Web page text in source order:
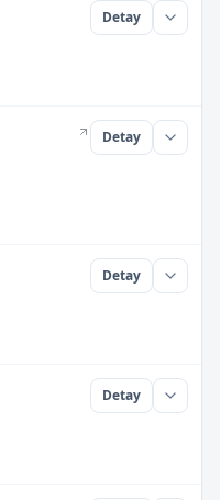
Detay
Detay
Detay
Detay